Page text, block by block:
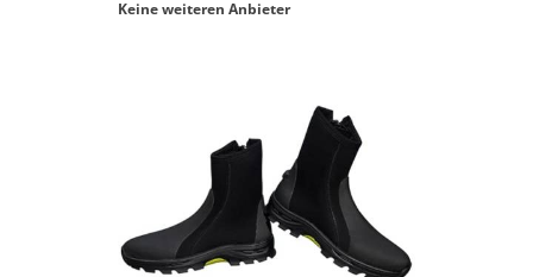
Keine weiteren Anbieter